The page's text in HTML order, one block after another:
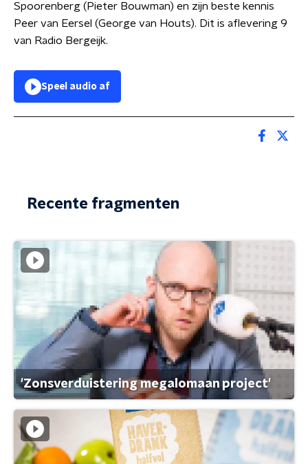
Spoorenberg (Pieter Bouwman) en zijn beste kennis
Peer van Eersel (George van Houts). Dit is aflevering 9
van Radio Bergeijk.
Speel audio af
Recente fragmenten
'Zonsverduistering megalomaan project'